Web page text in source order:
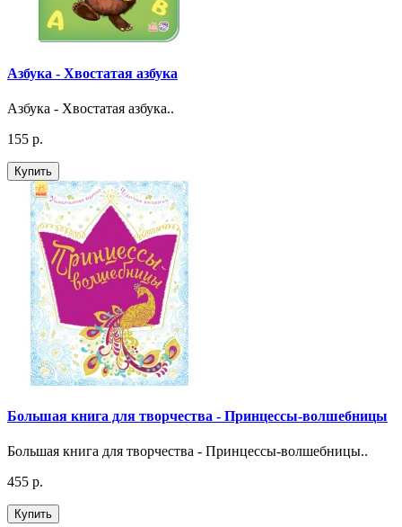
Азбука - Хвостатая азбука
Азбука - Хвостатая азбука..
155 р.
Купить
Большая книга для творчества - Принцессы-волшебницы
Большая книга для творчества - Принцессы-волшебницы..
455 р.
Купить